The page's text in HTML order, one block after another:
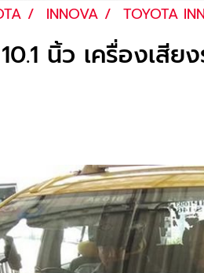
INNOVA TOYOTA
นิ้ว เครื่องเสี